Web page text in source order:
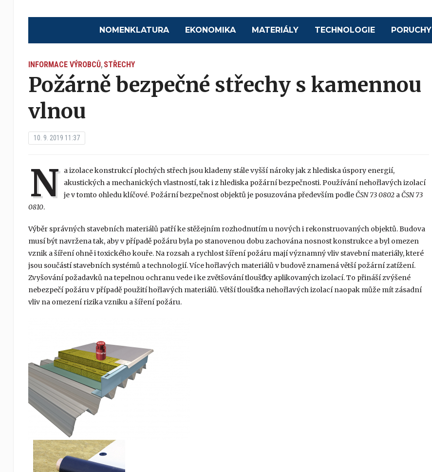
NOMENKLATURA EKONOMIKA MATERIÁLY TECHNOLOGIE PORUCHY
INFORMACE VÝROBCŮ, STŘECHY
Požárně bezpečné střechy s kamennou
vlnou
10. 9. 2019 11:37
N
a izolace konstrukcí plochých střech jsou kladeny stále vyšší nároky jak z hlediska úspory energií,
akustických a mechanických vlastností, tak i z hlediska požární bezpečnosti. Používání nehořlavých izolací
je v tomto ohledu klíčové. Požární bezpečnost objektů je posuzována především podleČSN 73 0802 aČSN 73
0810.
Výběr správných stavebních materiálů patří ke stěžejním rozhodnutím u nových i rekonstruovaných objektů. Budova
musí být navržena tak, aby v případě požáru byla po stanovenou dobu zachována nosnost konstrukce a byl omezen
vznik a šíření ohně i toxického kouře. Na rozsah a rychlost šíření požáru mají významný vliv stavební materiály, které
jsou součástí stavebních systémů a technologií. Více hořlavých materiálů v budově znamená větší požární zatížení.
Zvyšování požadavků na tepelnou ochranu vede i ke zvětšování tloušťky aplikovaných izolací. To přináší zvýšené
nebezpečí požáru v případě použití hořlavých materiálů. Větší tloušťka nehořlavých izolací naopak může mít zásadní
vliv na omezení rizika vzniku a šíření požáru.